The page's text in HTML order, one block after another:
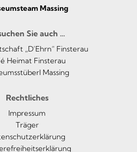
Massing
Sie auch …
„D’Ehrn“ Finsterau
Heimat Finsterau
Massing
Rechtliches
Impressum
Träger